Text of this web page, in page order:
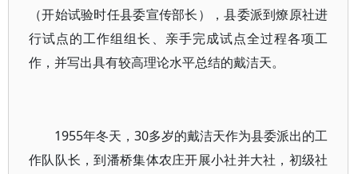
（开始试验时任县委宣传部长），县委派到燎原社进
行试点的工作组组长、亲手完成试点全过程各项工
作，并写出具有较高理论水平总结的戴洁天。
1955年冬天，30多岁的戴洁天作为县委派出的工
作队队长，到潘桥集体农庄开展小社并大社，初级社